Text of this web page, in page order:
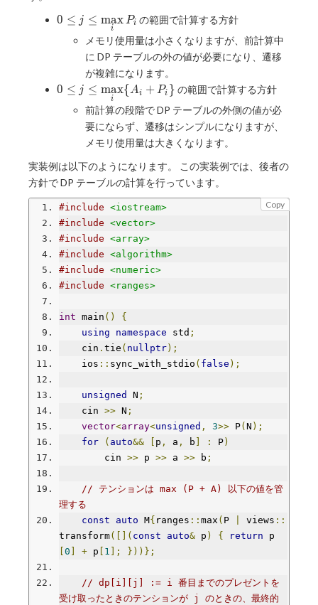
\displaystyle0\le
j\le\max _ iP _ i
0 ≤ j ≤
i
max Pi の範囲で計算する方針
メモリ使用量は小さくなりますが、前計算中
に DP テーブルの外の値が必要になり、遷移
が複雑になります。
\displaystyle0\le
j\le\max _
i\lbrace A _ i+P
_ i\rbrace
0 ≤ j ≤
i
max{Ai + Pi } の範囲で計算する方針
前計算の段階で DP テーブルの外側の値が必
要にならず、遷移はシンプルになりますが、
メモリ使用量は大きくなります。
実装例は以下のようになります。 この実装例では、後者の
方針で DP テーブルの計算を行っています。
Copy
#include <iostream>
#include <vector>
#include <array>
#include <algorithm>
#include <numeric>
#include <ranges>
int main ()
{
using
namespace std ;
    cin
. tie ( nullptr);
    ios
:: sync_with_stdio ( false );
unsigned N ;
    cin
>> N ;
vector<array<unsigned , 3>> P( N );
for
( auto&& p , a , b : P)
        cin
>> p >> a >> b ;
// テンションは max (P + A) 以下の値を管
理する
const
auto M{ ranges :: max ( P views ::
transform([]( const auto& p ) { return p
0 + p 1 ]; }))};
// dp[i][j] := i 番目までのプレゼントを
受け取ったときのテンションが j のときの、最終的